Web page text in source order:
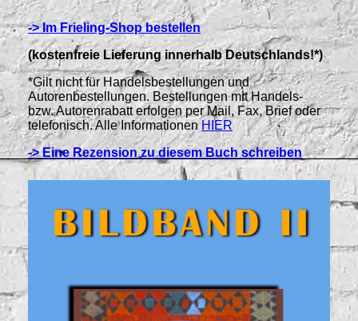
-> Im Frieling-Shop bestellen
(kostenfreie Lieferung innerhalb Deutschlands!*)
*Gilt nicht für Handelsbestellungen und
Autorenbestellungen. Bestellungen mit Handels-
bzw. Autorenrabatt erfolgen per Mail, Fax, Brief oder
telefonisch. Alle Informationen HIER
-> Eine Rezension zu diesem Buch schreiben